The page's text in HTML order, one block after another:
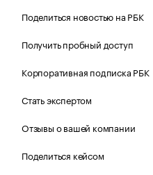
Поделиться новостью на РБК
Получить пробный доступ
Корпоративная подписка РБК
Стать экспертом
Отзывы о вашей компании
Поделиться кейсом